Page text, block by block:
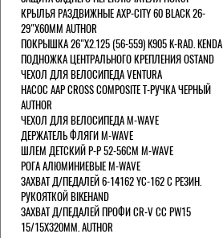
КРЫЛЬЯ РАЗДВИЖНЫЕ AXP-CITY 60 BLACK 26-
29"Х60ММ AUTHOR
ПОКРЫШКА 26"Х2.125 (56-559) K905 K-RAD. KENDA
ПОДНОЖКА ЦЕНТРАЛЬНОГО КРЕПЛЕНИЯ OSTAND
ЧЕХОЛ ДЛЯ ВЕЛОСИПЕДА VENTURA
НАСОС AAP CROSS COMPOSITE Т-РУЧКА ЧЕРНЫЙ
AUTHOR
ЧЕХОЛ ДЛЯ ВЕЛОСИПЕДА M-WAVE
ДЕРЖАТЕЛЬ ФЛЯГИ M-WAVE
ШЛЕМ ДЕТСКИЙ Р-Р 52-56СМ M-WAVE
РОГА АЛЮМИНИЕВЫЕ M-WAVE
ЗАХВАТ Д/ПЕДАЛЕЙ 6-14162 YC-162 С РЕЗИН.
РУКОЯТКОЙ BIKEHAND
ЗАХВАТ Д/ПЕДАЛЕЙ ПРОФИ CR-V CC PW15
15/15X320ММ. AUTHOR